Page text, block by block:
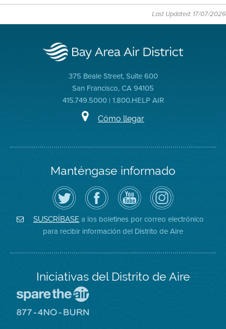
Last Updated: 17/07/2026
375 Beale Street, Suite 600
San Francisco, CA 94105
415.749.5000 | 1.800.HELP AIR
Cómo llegar
Manténgase informado
Siga
el
Distrito
de
Aire
en
Twitter
Visite
la
página
de
Facebook
del
Distrito
Canal
de
YouTube
del
Distrito
de
Aire
Air
District
on
Instagram
SUSCRÍBASE a los boletines por correo electrónico
para recibir información del Distrito de Aire
Iniciativas del Distrito de Aire